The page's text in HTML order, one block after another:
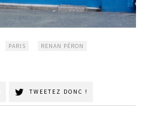
PARIS RENAN PÉRON
TWEETEZ DONC !